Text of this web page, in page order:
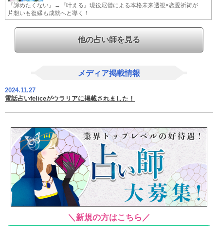
『諦めたくない』→『叶える』現役尼僧による本格未来透視×恋愛祈祷が
片想いも復縁も成就へと導く！
他の占い師を見る
メディア掲載情報
2024.11.27
電話占いfeliceがウラリアに掲載されました！
＼新規の方はこちら／